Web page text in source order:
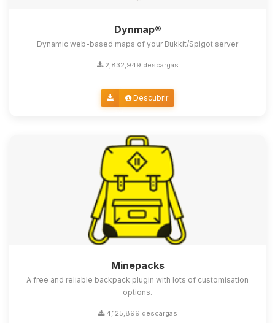
Dynmap®
Dynamic web-based maps of your Bukkit/Spigot server
2,832,949 descargas
Descubrir
Minepacks
A free and reliable backpack plugin with lots of customisation
options.
4,125,899 descargas